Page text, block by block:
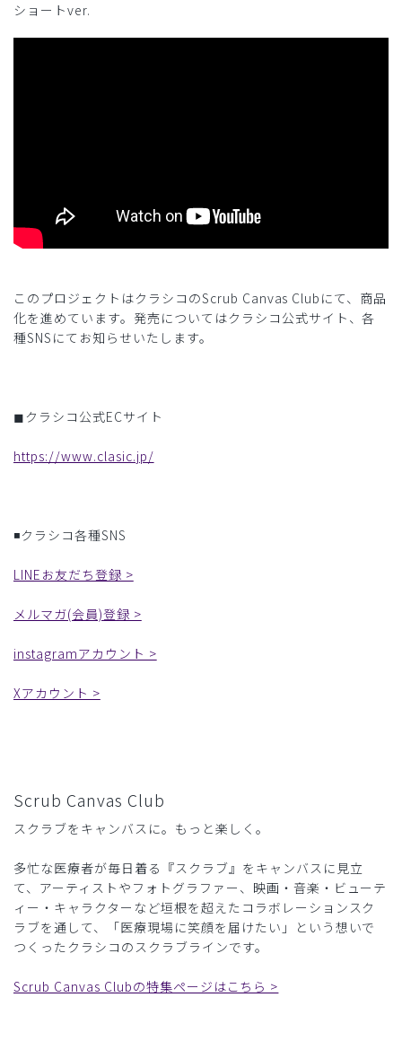
ショートver.
このプロジェクトはクラシコのScrub Canvas Clubにて、商品
化を進めています。発売についてはクラシコ公式サイト、各
種SNSにてお知らせいたします。
◼︎クラシコ公式ECサイト
https://www.clasic.jp/
◾️クラシコ各種SNS
LINEお友だち登録 >
メルマガ(会員)登録 >
instagramアカウント >
Xアカウント >
Scrub Canvas Club
スクラブをキャンバスに。もっと楽しく。
多忙な医療者が毎日着る『スクラブ』をキャンバスに見立
て、アーティストやフォトグラファー、映画・音楽・ビューテ
ィー・キャラクターなど垣根を超えたコラボレーションスク
ラブを通して、「医療現場に笑顔を届けたい」という想いで
つくったクラシコのスクラブラインです。
Scrub Canvas Clubの特集ページはこちら >